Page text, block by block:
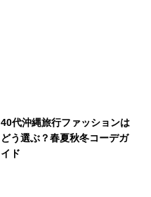
40代沖縄旅行ファッションは
どう選ぶ？春夏秋冬コーデガ
イド